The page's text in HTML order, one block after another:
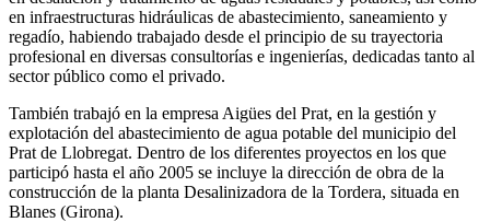
en infraestructuras hidráulicas de abastecimiento, saneamiento y
regadío, habiendo trabajado desde el principio de su trayectoria
profesional en diversas consultorías e ingenierías, dedicadas tanto al
sector público como el privado.
También trabajó en la empresa Aigües del Prat, en la gestión y
explotación del abastecimiento de agua potable del municipio del
Prat de Llobregat. Dentro de los diferentes proyectos en los que
participó hasta el año 2005 se incluye la dirección de obra de la
construcción de la planta Desalinizadora de la Tordera, situada en
Blanes (Girona).